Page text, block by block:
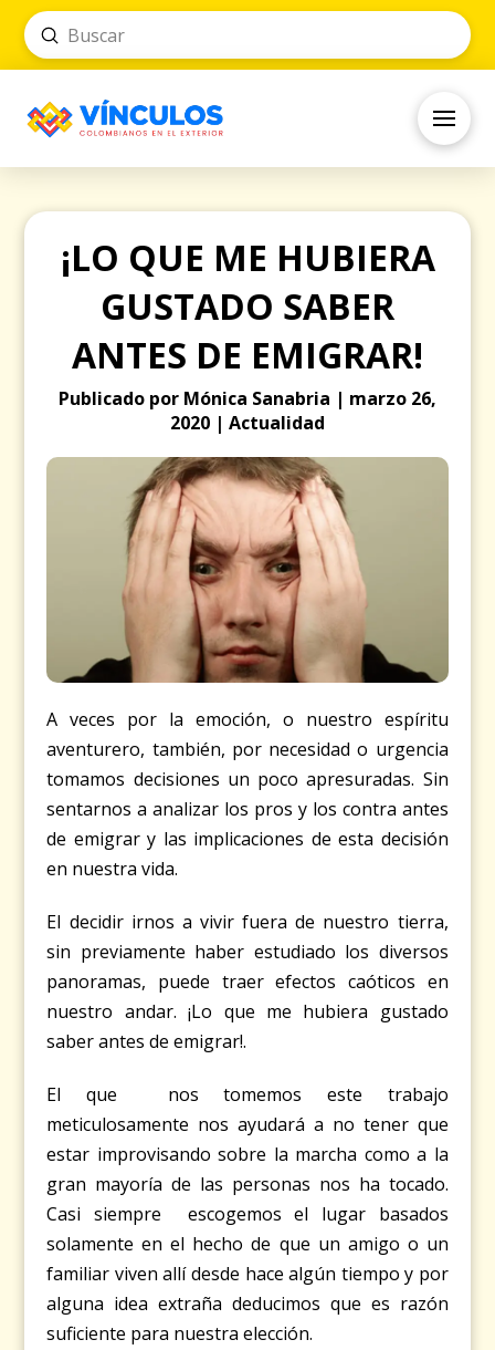
Search
Submit
¡LO QUE ME HUBIERA
GUSTADO SABER
ANTES DE EMIGRAR!
Publicado por Mónica Sanabria | marzo 26,
2020 | Actualidad
A veces por la emoción, o nuestro espíritu
aventurero, también, por necesidad o urgencia
tomamos decisiones un poco apresuradas. Sin
sentarnos a analizar los pros y los contra antes
de emigrar y las implicaciones de esta decisión
en nuestra vida.
El decidir irnos a vivir fuera de nuestro tierra,
sin previamente haber estudiado los diversos
panoramas, puede traer efectos caóticos en
nuestro andar. ¡Lo que me hubiera gustado
saber antes de emigrar!.
El que nos tomemos este trabajo
meticulosamente nos ayudará a no tener que
estar improvisando sobre la marcha como a la
gran mayoría de las personas nos ha tocado.
Casi siempre escogemos el lugar basados
solamente en el hecho de que un amigo o un
familiar viven allí desde hace algún tiempo y por
alguna idea extraña deducimos que es razón
suficiente para nuestra elección.